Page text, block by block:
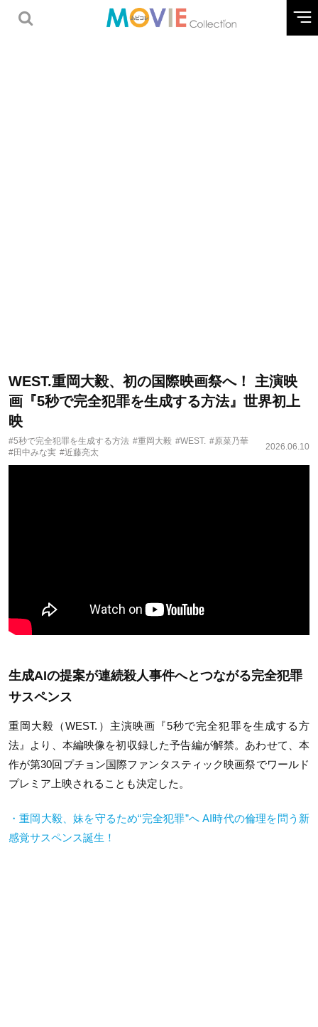
WEST.重岡大毅、初の国際映画祭へ！ 主演映
画『5秒で完全犯罪を生成する方法』世界初上
映
#5秒で完全犯罪を生成する方法 #重岡大毅 #WEST. #原菜乃華
#田中みな実 #近藤亮太
2026.06.10
生成AIの提案が連続殺人事件へとつながる完全犯罪
サスペンス
重岡大毅（WEST.）主演映画『5秒で完全犯罪を生成する方
法』より、本編映像を初収録した予告編が解禁。あわせて、本
作が第30回プチョン国際ファンタスティック映画祭でワールド
プレミア上映されることも決定した。
・重岡大毅、妹を守るため“完全犯罪”へ AI時代の倫理を問う新
感覚サスペンス誕生！